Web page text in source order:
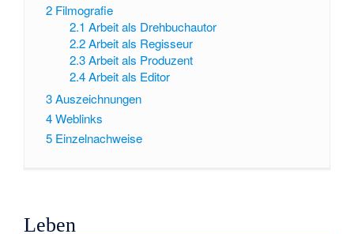
2 Filmografie
2.1 Arbeit als Drehbuchautor
2.2 Arbeit als Regisseur
2.3 Arbeit als Produzent
2.4 Arbeit als Editor
3Auszeichnungen
4Weblinks
5 Einzelnachweise
Leben